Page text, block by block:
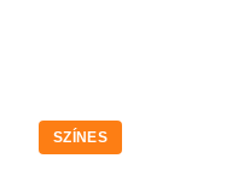
SZÍNES